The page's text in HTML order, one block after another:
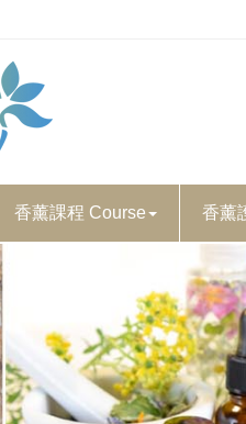
香薰課程 Course 香薰